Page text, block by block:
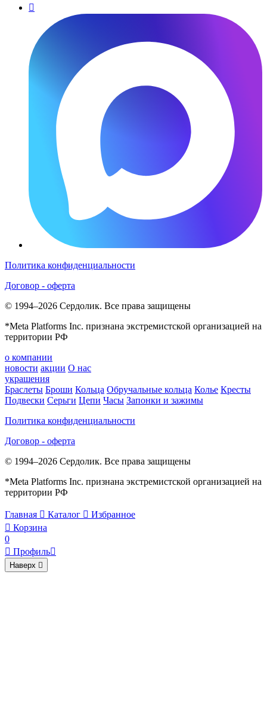

Политика конфиденциальности
Договор - оферта
© 1994–2026 Сердолик. Все права защищены
*Meta Platforms Inc. признана экстремистской организацией на
территории РФ
о компании
новости акции О нас
украшения
Браслеты Броши Кольца Обручальные кольца Колье Кресты
Подвески Серьги Цепи Часы Запонки и зажимы
Политика конфиденциальности
Договор - оферта
© 1994–2026 Сердолик. Все права защищены
*Meta Platforms Inc. признана экстремистской организацией на
территории РФ
Главная  Каталог  Избранное
 Корзина
0
 Профиль
Наверх 